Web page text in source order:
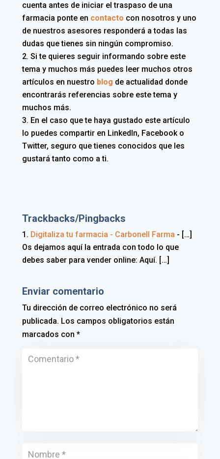
cuenta antes de iniciar el traspaso de una
farmacia ponte en contacto con nosotros y uno
de nuestros asesores responderá a todas las
dudas que tienes sin ningún compromiso.
Si te quieres seguir informando sobre este
tema y muchos más puedes leer muchos otros
artículos en nuestro blog de actualidad donde
encontrarás referencias sobre este tema y
muchos más.
En el caso que te haya gustado este artículo
lo puedes compartir en LinkedIn, Facebook o
Twitter, seguro que tienes conocidos que les
gustará tanto como a ti.
Trackbacks/Pingbacks
Digitaliza tu farmacia - Carbonell Farma - […]
Os dejamos aquí la entrada con todo lo que
debes saber para vender online: Aquí. […]
Enviar comentario
Tu dirección de correo electrónico no será
publicada. Los campos obligatorios están
marcados con *